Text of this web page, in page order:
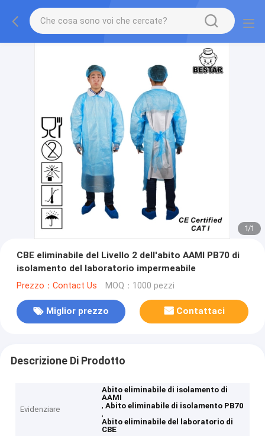
1/1
CBE eliminabile del Livello 2 dell'abito AAMI PB70 di
isolamento del laboratorio impermeabile
Prezzo：Contact Us MOQ：1000 pezzi
Miglior prezzo Contattaci
Descrizione Di Prodotto
Evidenziare
Abito eliminabile di isolamento di
AAMI
,Abito eliminabile di isolamento PB70
,
Abito eliminabile del laboratorio di
CBE